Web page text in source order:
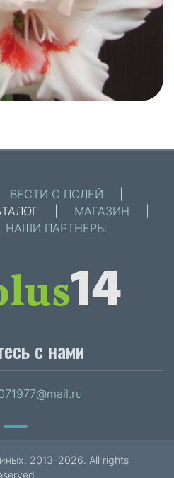
ВЕСТИ С ПОЛЕЙ
МАГАЗИН
НАШИ ПАРТНЕРЫ
с нами
2013-2026. All rights